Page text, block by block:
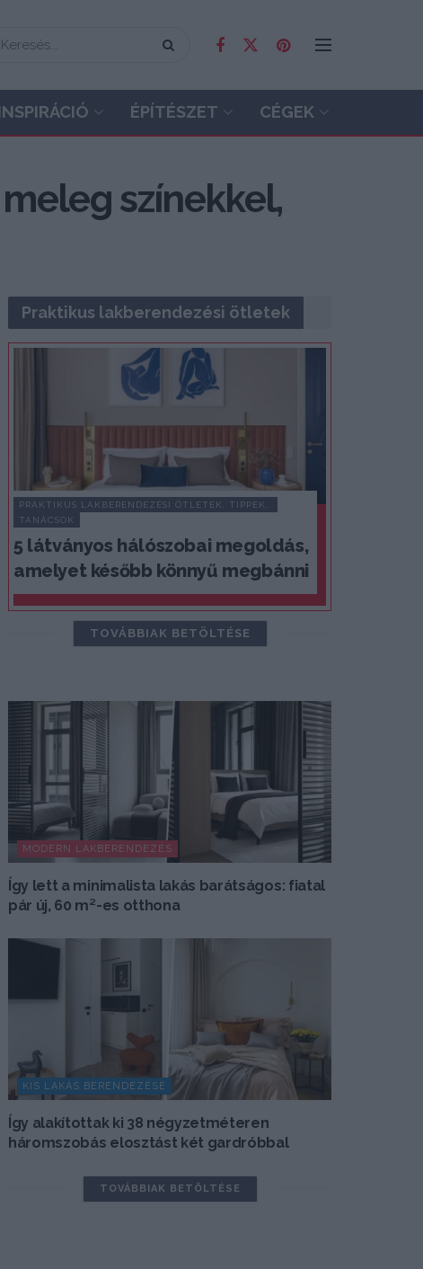
ÉPÍTÉSZET CÉGEK
színekkel,
Praktikus lakberendezési ötletek
PRAKTIKUS LAKBERENDEZÉSI ÖTLETEK, TIPPEK,
TANÁCSOK
5 látványos hálószobai megoldás,
amelyet később könnyű megbánni
TOVÁBBIAK BETÖLTÉSE
MODERN LAKBERENDEZÉS
Így lett a minimalista lakás barátságos: fiatal
pár új, 60 m²-es otthona
KIS LAKÁS BERENDEZÉSE
Így alakítottak ki 38 négyzetméteren
háromszobás elosztást két gardróbbal
TOVÁBBIAK BETÖLTÉSE